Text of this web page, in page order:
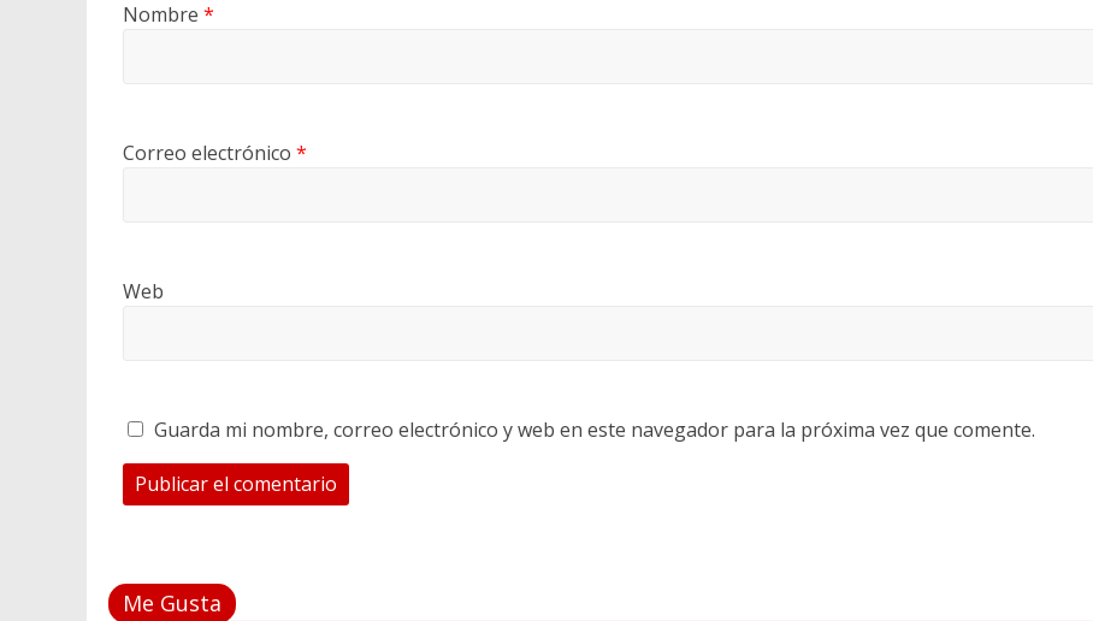
Nombre *
Correo electrónico *
Web
Guarda mi nombre, correo electrónico y web en este navegador para la próxima vez que comente.
Me Gusta